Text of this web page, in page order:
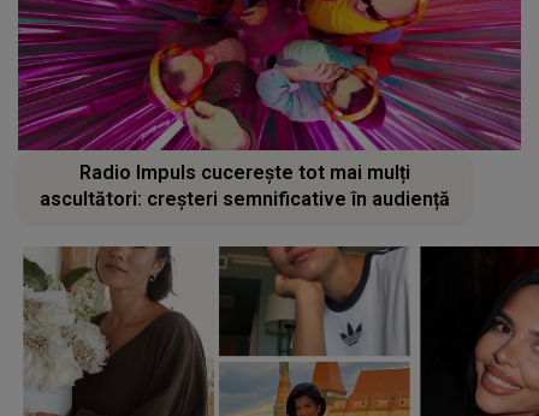
Radio Impuls cucerește tot mai mulți
ascultători: creșteri semnificative în audiență